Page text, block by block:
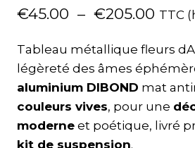
€45.00 – €205.00 TTC
Tableau métallique fleurs
légèreté des âmes
aluminium DIBOND mat
couleurs vives, pour une
moderne et poétique, livré
kit de suspension.